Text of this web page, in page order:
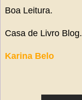
Boa Leitura.
Casa de Livro Blog.
Karina Belo